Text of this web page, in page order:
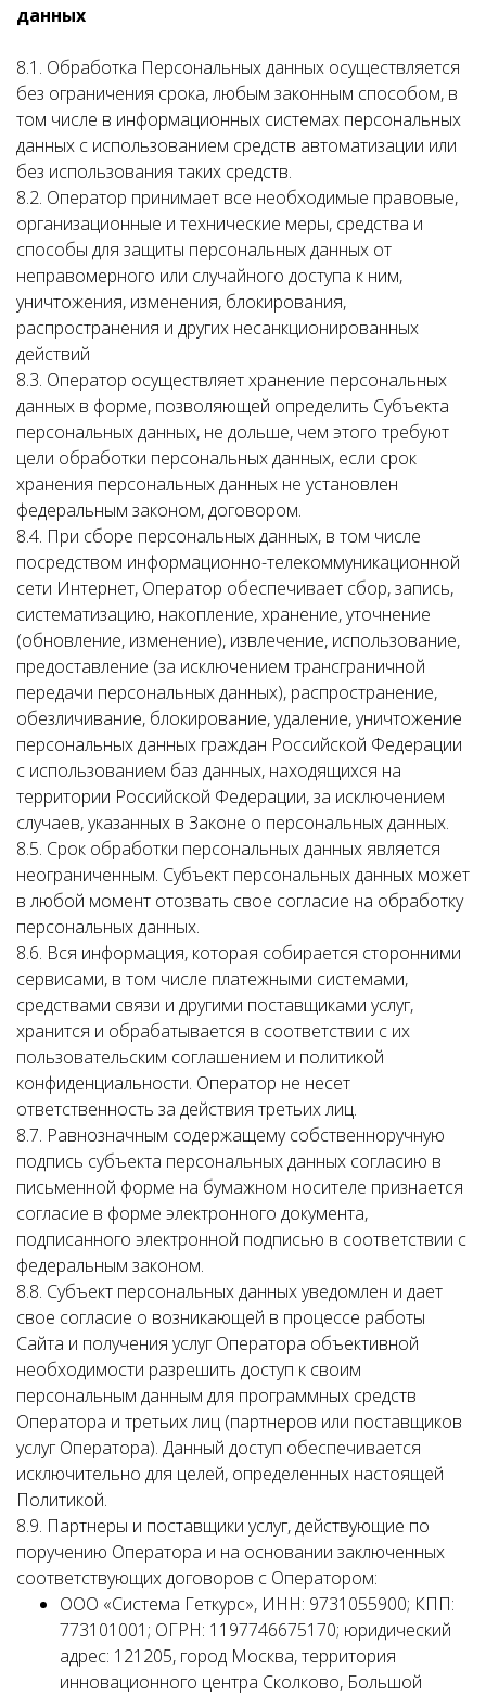
данных
8.1. Обработка Персональных данных осуществляется
без ограничения срока, любым законным способом, в
том числе в информационных системах персональных
данных с использованием средств автоматизации или
без использования таких средств.
8.2. Оператор принимает все необходимые правовые,
организационные и технические меры, средства и
способы для защиты персональных данных от
неправомерного или случайного доступа к ним,
уничтожения, изменения, блокирования,
распространения и других несанкционированных
действий
8.3. Оператор осуществляет хранение персональных
данных в форме, позволяющей определить Субъекта
персональных данных, не дольше, чем этого требуют
цели обработки персональных данных, если срок
хранения персональных данных не установлен
федеральным законом, договором.
8.4. При сборе персональных данных, в том числе
посредством информационно-телекоммуникационной
сети Интернет, Оператор обеспечивает сбор, запись,
систематизацию, накопление, хранение, уточнение
(обновление, изменение), извлечение, использование,
предоставление (за исключением трансграничной
передачи персональных данных), распространение,
обезличивание, блокирование, удаление, уничтожение
персональных данных граждан Российской Федерации
с использованием баз данных, находящихся на
территории Российской Федерации, за исключением
случаев, указанных в Законе о персональных данных.
8.5. Срок обработки персональных данных является
неограниченным. Субъект персональных данных может
в любой момент отозвать свое согласие на обработку
персональных данных.
8.6. Вся информация, которая собирается сторонними
сервисами, в том числе платежными системами,
средствами связи и другими поставщиками услуг,
хранится и обрабатывается в соответствии с их
пользовательским соглашением и политикой
конфиденциальности. Оператор не несет
ответственность за действия третьих лиц.
8.7. Равнозначным содержащему собственноручную
подпись субъекта персональных данных согласию в
письменной форме на бумажном носителе признается
согласие в форме электронного документа,
подписанного электронной подписью в соответствии с
федеральным законом.
8.8. Субъект персональных данных уведомлен и дает
свое согласие о возникающей в процессе работы
Сайта и получения услуг Оператора объективной
необходимости разрешить доступ к своим
персональным данным для программных средств
Оператора и третьих лиц (партнеров или поставщиков
услуг Оператора). Данный доступ обеспечивается
исключительно для целей, определенных настоящей
Политикой.
8.9. Партнеры и поставщики услуг, действующие по
поручению Оператора и на основании заключенных
соответствующих договоров с Оператором:
ООО «Система Геткурс», ИНН: 9731055900; КПП:
773101001; ОГРН: 1197746675170; юридический
адрес: 121205, город Москва, территория
инновационного центра Сколково, Большой